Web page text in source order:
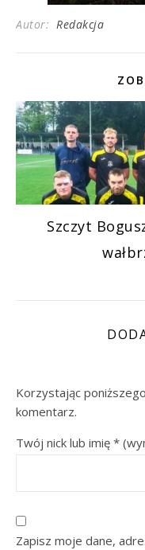
Autor: Redakcja
Szczyt
Korzystając
komentarz.
Twój nick lub imię *
Zapisz moje dane,